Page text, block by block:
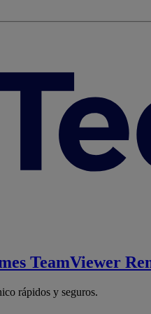
TeamViewer
rápidos y seguros.